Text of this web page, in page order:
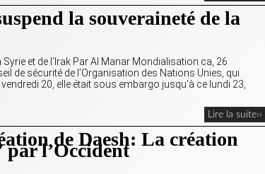
la souveraineté de la
et de l’Irak Par Al Manar Mondialisation.ca, 26
de sécurité de l’Organisation des Nations Unies, qui
20, elle était sous embargo jusqu’à ce lundi 23,
Lire la suite››
de Daesh: La création
par l’Occident